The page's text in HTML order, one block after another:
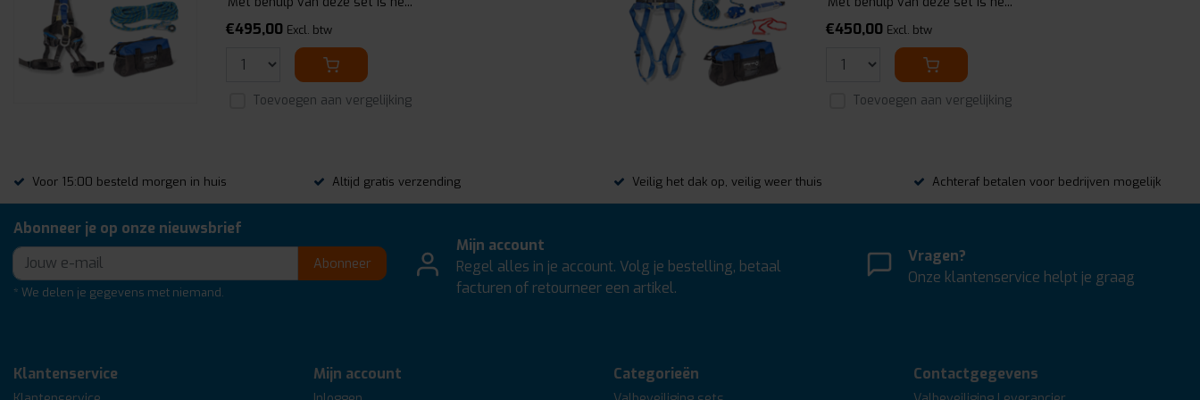
€495,00 Excl. btw
Toevoegen aan vergelijking
€450,00 Excl. btw
Toevoegen aan vergelijking
Voor 15:00 besteld morgen in huis Altijd gratis verzending Veilig het dak op, veilig weer thuis Achteraf betalen voor bedrijven mogelijk
Abonneer je op onze nieuwsbrief
Abonneer
* We delen je gegevens met niemand.
Mijn account
Regel alles in je account. Volg je bestelling, betaal
facturen of retourneer een artikel.
Vragen?
Onze klantenservice helpt je graag
Klantenservice Mijn account Categorieën Contactgegevens